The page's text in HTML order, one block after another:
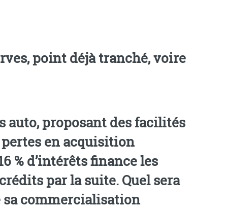
point déjà tranché, voire
auto, proposant des facilités
pertes en acquisition
par la suite. Quel sera
sa commercialisation